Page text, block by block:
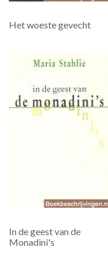
Het woeste gevecht
In de geest van de
Monadini's